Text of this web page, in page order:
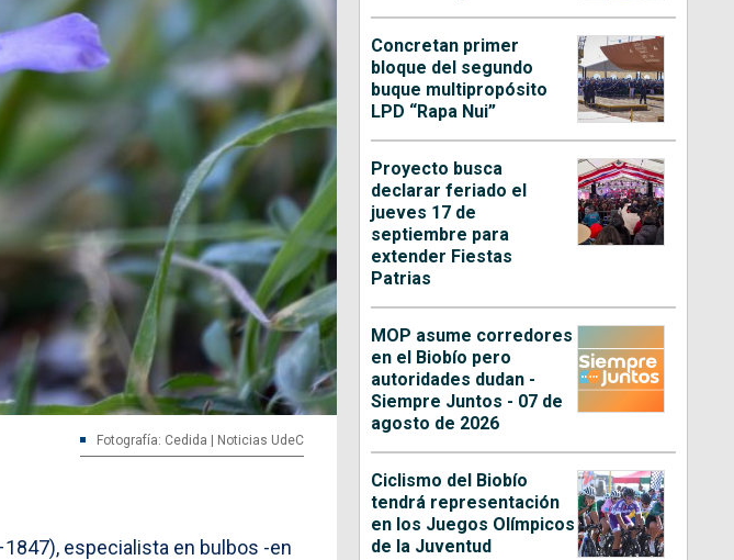
Fotografía: Cedida | Noticias UdeC
especialista en bulbos -en
Concretan primer
bloque del segundo
buque multipropósito
LPD “Rapa Nui”
Proyecto busca
declarar feriado el
jueves 17 de
septiembre para
extender Fiestas
Patrias
MOP asume corredores
en el Biobío pero
autoridades dudan -
Siempre Juntos - 07 de
agosto de 2026
Ciclismo del Biobío
tendrá representación
en los Juegos Olímpicos
de la Juventud